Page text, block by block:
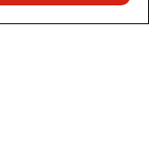
ein